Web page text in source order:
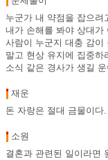
누군가 내 약점을 잡으려
내가 손해를 봐야 상대가
사람이 누군지 대충 감이
말고 현상 유지에 집중하
소식 같은 경사가 생길
재운
돈 자랑은 절대 금물이
소원
결혼과 관련된 일이라면